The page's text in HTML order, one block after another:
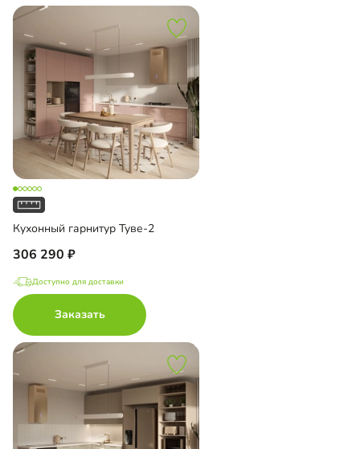
Кухонный гарнитур Туве-2
306 290
Доступно для доставки
Заказать